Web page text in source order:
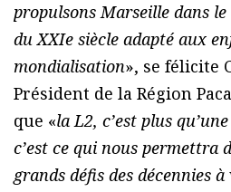
propulsons Marseille dans
du XXIe siècle adapté aux
mondialisation», se félicite
Président de la Région
que «la L2, c’est plus
c’est ce qui nous permettra
grands défis des décennies